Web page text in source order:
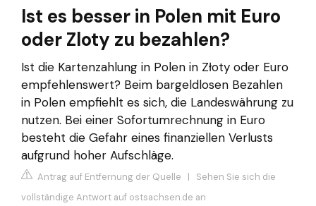
Ist es besser in Polen mit Euro
oder Zloty zu bezahlen?
Ist die Kartenzahlung in Polen in Złoty oder Euro
empfehlenswert? Beim bargeldlosen Bezahlen
in Polen empfiehlt es sich, die Landeswährung zu
nutzen. Bei einer Sofortumrechnung in Euro
besteht die Gefahr eines finanziellen Verlusts
aufgrund hoher Aufschläge.
Antrag auf Entfernung der Quelle | Sehen Sie sich die
vollständige Antwort auf ostsachsen.de an